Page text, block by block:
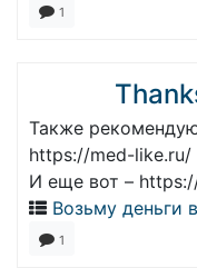
1
Также
https://med-like.ru/
И еще вот –
Возьму деньги
1